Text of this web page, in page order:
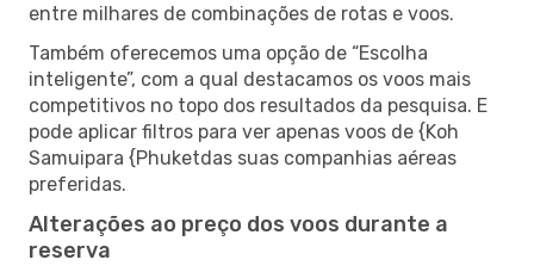
entre milhares de combinações de rotas e voos.
Também oferecemos uma opção de “Escolha
inteligente”, com a qual destacamos os voos mais
competitivos no topo dos resultados da pesquisa. E
pode aplicar filtros para ver apenas voos de {Koh
Samuipara {Phuketdas suas companhias aéreas
preferidas.
Alterações ao preço dos voos durante a
reserva